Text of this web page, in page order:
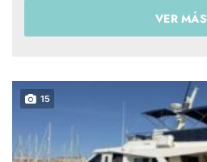
VER MÁS
15